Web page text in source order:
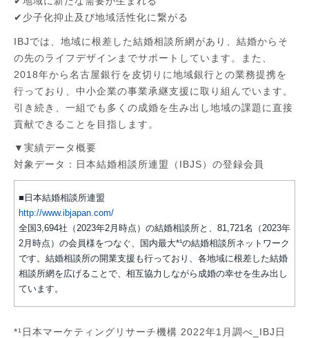
✔少子化抑止及び地域活性化に繋がる
IBJでは、地域に根差した結婚相談所網があり、結婚からそ
の先のライフデザインまでサポートしています。また、
2018年から名古屋銀行を皮切りに地域銀行との業務提携を
行っており、中小企業の事業承継支援に取り組んでいます。
引き続き、一組でも多くの成婚を生み出し地域の課題に直接
貢献できることを目指します。
▼実績データ概要
対象データ：日本結婚相談所連盟（IBJS）の登録会員
■日本結婚相談所連盟
http://www.ibjapan.com/
全国3,694社（2023年2月時点）の結婚相談所と、81,721名（2023年
2月時点）の会員様をつなぐ、国内最大*¹の結婚相談所ネットワーク
です。結婚相談所の開業支援も行っており、各地域に根差した結婚
相談所網を広げることで、相互協力しながら成婚の幸せを生み出し
ています。
*¹日本マーケティングリサーチ機構 2022年1月調べ_IBJ日